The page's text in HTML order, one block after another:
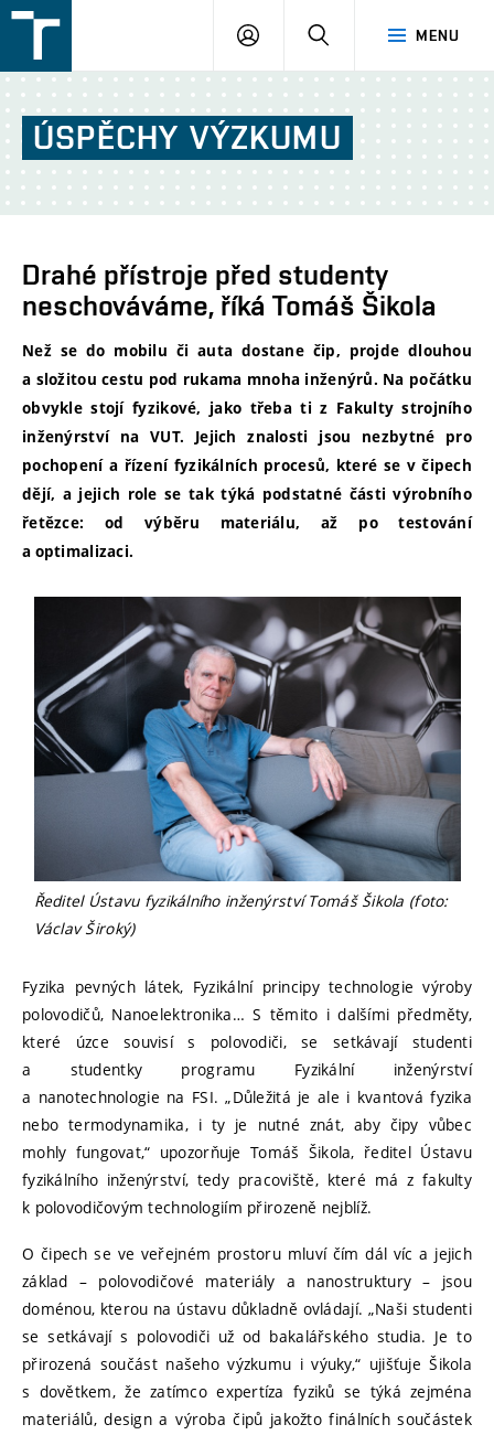
v
Brně
MENU
PŘIHLÁŠENÍ
ÚSPĚCHY VÝZKUMU
Drahé přístroje před studenty
neschováváme, říká Tomáš Šikola
Než se do mobilu či auta dostane čip, projde dlouhou
a složitou cestu pod rukama mnoha inženýrů. Na počátku
obvykle stojí fyzikové, jako třeba ti z Fakulty strojního
inženýrství na VUT. Jejich znalosti jsou nezbytné pro
pochopení a řízení fyzikálních procesů, které se v čipech
dějí, a jejich role se tak týká podstatné části výrobního
řetězce: od výběru materiálu, až po testování
a optimalizaci.
Ředitel Ústavu fyzikálního inženýrství Tomáš Šikola (foto:
Václav Široký)
Fyzika pevných látek, Fyzikální principy technologie výroby
polovodičů, Nanoelektronika… S těmito i dalšími předměty,
které úzce souvisí s polovodiči, se setkávají studenti
a studentky programu Fyzikální inženýrství
a nanotechnologie na FSI. „Důležitá je ale i kvantová fyzika
nebo termodynamika, i ty je nutné znát, aby čipy vůbec
mohly fungovat,“ upozorňuje Tomáš Šikola, ředitel Ústavu
fyzikálního inženýrství, tedy pracoviště, které má z fakulty
k polovodičovým technologiím přirozeně nejblíž.
O čipech se ve veřejném prostoru mluví čím dál víc a jejich
základ – polovodičové materiály a nanostruktury – jsou
doménou, kterou na ústavu důkladně ovládají. „Naši studenti
se setkávají s polovodiči už od bakalářského studia. Je to
přirozená součást našeho výzkumu i výuky,“ ujišťuje Šikola
s dovětkem, že zatímco expertíza fyziků se týká zejména
materiálů, design a výroba čipů jakožto finálních součástek